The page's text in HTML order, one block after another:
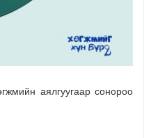
аялгуугаар сонороо